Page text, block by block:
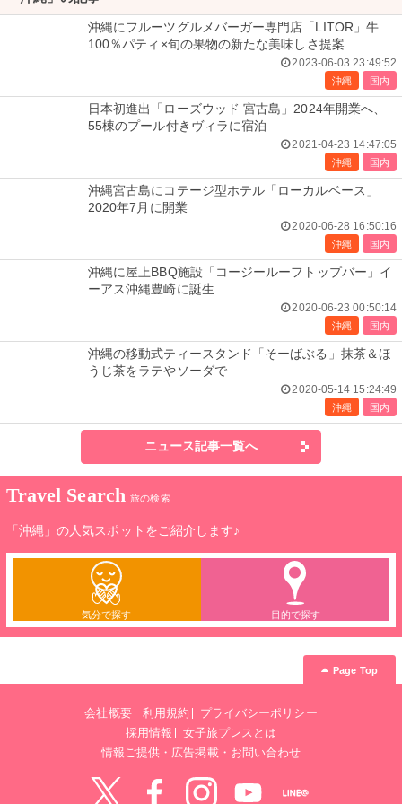
沖縄にフルーツグルメバーガー専門店「LITOR」牛
100％パティ×旬の果物の新たな美味しさ提案
2023-06-03 23:49:52
沖縄 国内
日本初進出「ローズウッド 宮古島」2024年開業へ、
55棟のプール付きヴィラに宿泊
2021-04-23 14:47:05
沖縄 国内
沖縄宮古島にコテージ型ホテル「ローカルベース」
2020年7月に開業
2020-06-28 16:50:16
沖縄 国内
沖縄に屋上BBQ施設「コージールーフトップバー」イ
ーアス沖縄豊崎に誕生
2020-06-23 00:50:14
沖縄 国内
沖縄の移動式ティースタンド「そーばぶる」抹茶＆ほ
うじ茶をラテやソーダで
2020-05-14 15:24:49
沖縄 国内
ニュース記事一覧へ
Travel Search 旅の検索
「沖縄」の人気スポットをご紹介します♪
気分で探す 目的で探す
Page Top
会社概要 利用規約
プライバシーポリシー
採用情報
女子旅プレスとは
情報ご提供・広告掲載・お問い合わせ